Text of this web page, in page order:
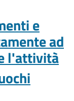
e
ad
l'attività